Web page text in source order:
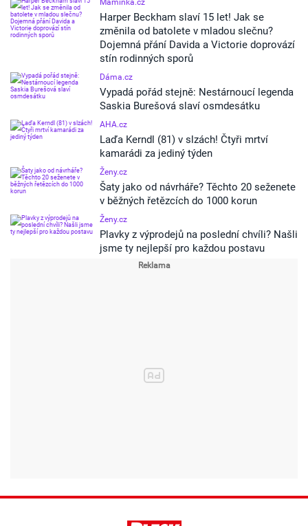
Maminka.cz
Harper Beckham slaví 15 let! Jak se
změnila od batolete v mladou slečnu?
Dojemná přání Davida a Victorie doprovází
stín rodinných sporů
Dáma.cz
Vypadá pořád stejně: Nestárnoucí legenda
Saskia Burešová slaví osmdesátku
AHA.cz
Laďa Kerndl (81) v slzách! Čtyři mrtví
kamarádi za jediný týden
Ženy.cz
Šaty jako od návrháře? Těchto 20 seženete
v běžných řetězcích do 1000 korun
Ženy.cz
Plavky z výprodejů na poslední chvíli? Našli
jsme ty nejlepší pro každou postavu